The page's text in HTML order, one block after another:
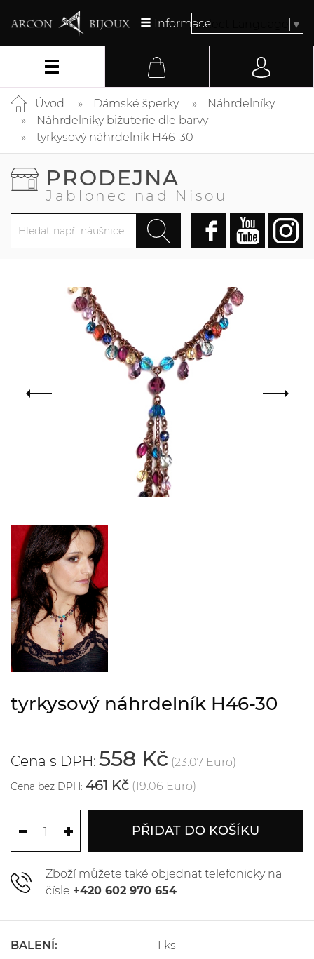
InformaceSelect Language ▼
Úvod Dámské šperky
Náhrdelníky
Náhrdelníky bižuterie dle barvy
tyrkysový náhrdelník H46-30
PRODEJNA
Jablonec nad Nisou
tyrkysový náhrdelník H46-30
Cena s DPH: 558 Kč (23.07 Euro)
Cena bez DPH: 461 Kč (19.06 Euro)
PŘIDAT DO KOŠÍKU
Zboží můžete také objednat telefonicky na
čísle +420 602 970 654
BALENÍ: 1 ks